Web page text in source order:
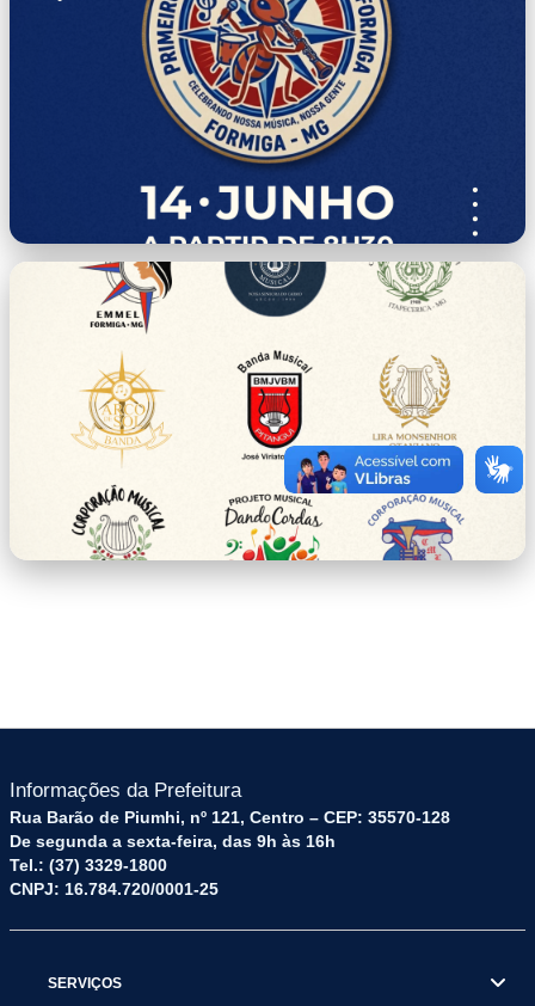
capa.png
Informações da Prefeitura
Rua Barão de Piumhi, nº 121, Centro – CEP: 35570-128
De segunda a sexta-feira, das 9h às 16h
Tel.: (37) 3329-1800
CNPJ: 16.784.720/0001-25
SERVIÇOS